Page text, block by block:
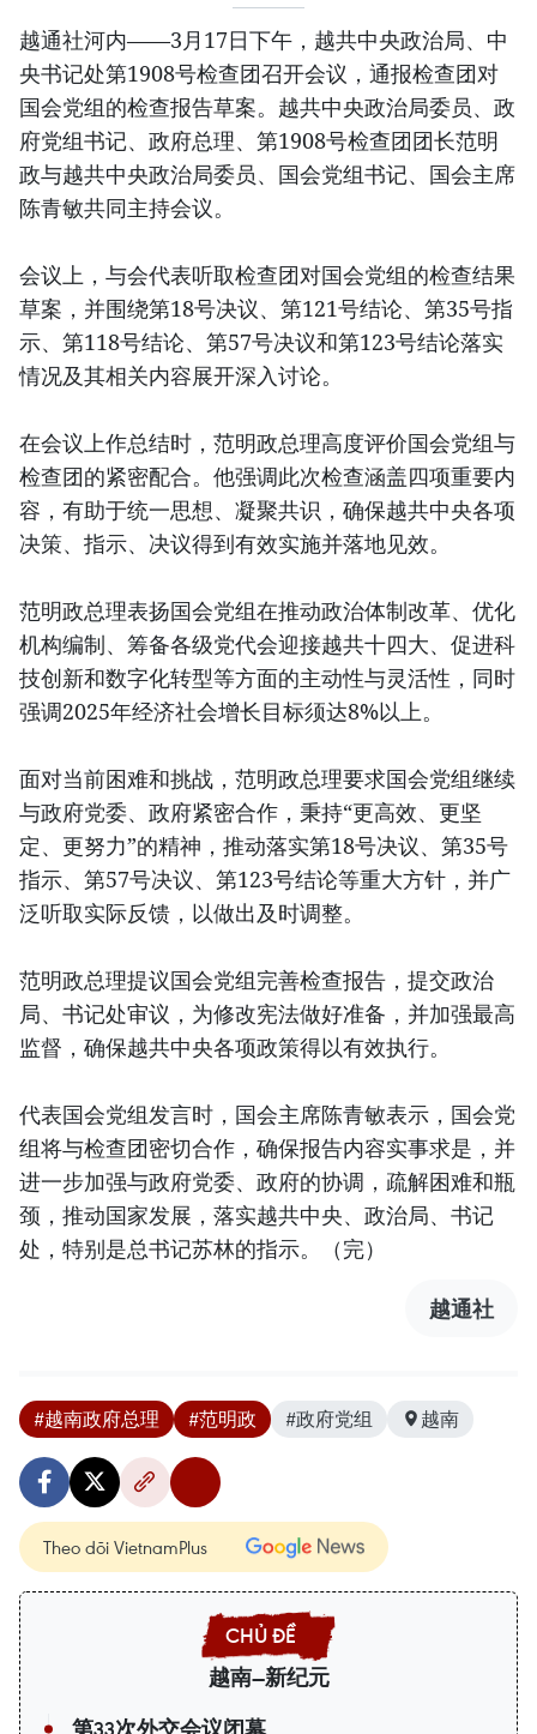
越通社河内——3月17日下午，越共中央政治局、中
央书记处第1908号检查团召开会议，通报检查团对
国会党组的检查报告草案。越共中央政治局委员、政
府党组书记、政府总理、第1908号检查团团长范明
政与越共中央政治局委员、国会党组书记、国会主席
陈青敏共同主持会议。
会议上，与会代表听取检查团对国会党组的检查结果
草案，并围绕第18号决议、第121号结论、第35号指
示、第118号结论、第57号决议和第123号结论落实
情况及其相关内容展开深入讨论。
在会议上作总结时，范明政总理高度评价国会党组与
检查团的紧密配合。他强调此次检查涵盖四项重要内
容，有助于统一思想、凝聚共识，确保越共中央各项
决策、指示、决议得到有效实施并落地见效。
范明政总理表扬国会党组在推动政治体制改革、优化
机构编制、筹备各级党代会迎接越共十四大、促进科
技创新和数字化转型等方面的主动性与灵活性，同时
强调2025年经济社会增长目标须达8%以上。
面对当前困难和挑战，范明政总理要求国会党组继续
与政府党委、政府紧密合作，秉持“更高效、更坚
定、更努力”的精神，推动落实第18号决议、第35号
指示、第57号决议、第123号结论等重大方针，并广
泛听取实际反馈，以做出及时调整。
范明政总理提议国会党组完善检查报告，提交政治
局、书记处审议，为修改宪法做好准备，并加强最高
监督，确保越共中央各项政策得以有效执行。
代表国会党组发言时，国会主席陈青敏表示，国会党
组将与检查团密切合作，确保报告内容实事求是，并
进一步加强与政府党委、政府的协调，疏解困难和瓶
颈，推动国家发展，落实越共中央、政治局、书记
处，特别是总书记苏林的指示。（完）
越通社
#越南政府总理 #范明政 #政府党组 越南
Theo dõi VietnamPlus
越南—新纪元